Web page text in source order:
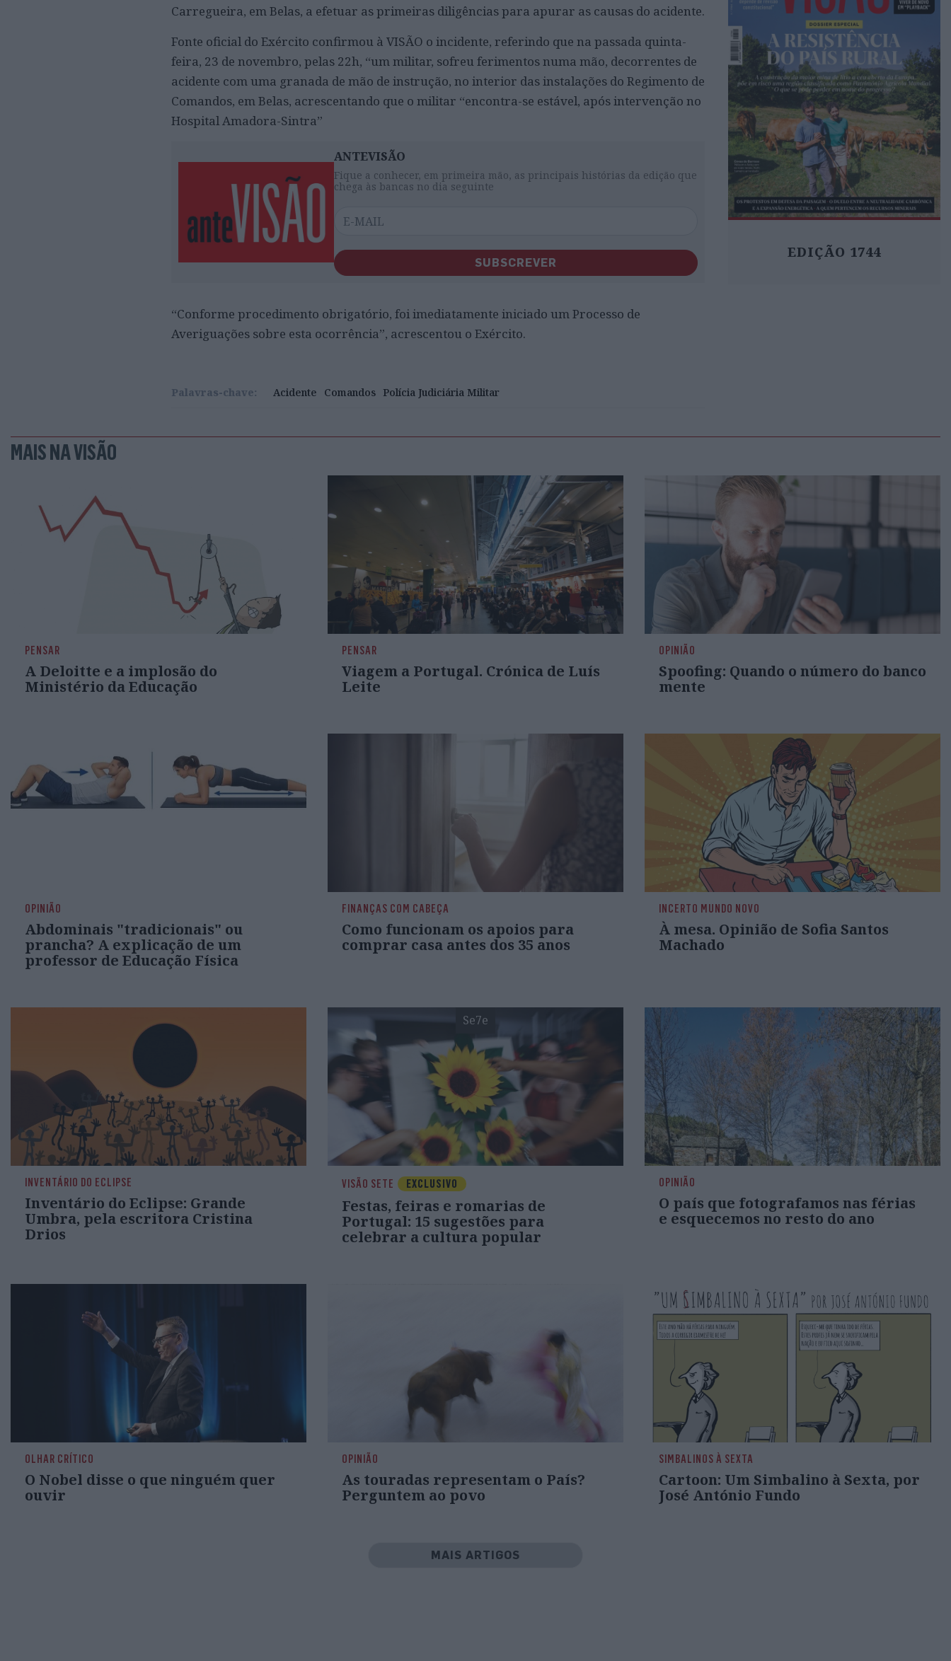
Carregueira, em Belas, a efetuar as primeiras diligências para apurar as causas do acidente.
Fonte oficial do Exército confirmou à VISÃO o incidente, referindo que na passada quinta-
feira, 23 de novembro, pelas 22h, “um militar, sofreu ferimentos numa mão, decorrentes de
acidente com uma granada de mão de instrução, no interior das instalações do Regimento de
Comandos, em Belas, acrescentando que o militar “encontra-se estável, após intervenção no
Hospital Amadora-Sintra”
ANTEVISÃO
Fique a conhecer, em primeira mão, as principais histórias da edição que
chega às bancas no dia seguinte
SUBSCREVER
“Conforme procedimento obrigatório, foi imediatamente iniciado um Processo de
Averiguações sobre esta ocorrência”, acrescentou o Exército.
Palavras-chave: Acidente Comandos Polícia Judiciária Militar
EDIÇÃO 1744
MAIS NA VISÃO
PENSAR
A Deloitte e a implosão do
Ministério da Educação
PENSAR
Viagem a Portugal. Crónica de Luís
Leite
OPINIÃO
Spoofing: Quando o número do banco
mente
OPINIÃO
Abdominais "tradicionais" ou
prancha? A explicação de um
professor de Educação Física
FINANÇAS COM CABEÇA
Como funcionam os apoios para
comprar casa antes dos 35 anos
INCERTO MUNDO NOVO
À mesa. Opinião de Sofia Santos
Machado
INVENTÁRIO DO ECLIPSE
Inventário do Eclipse: Grande
Umbra, pela escritora Cristina
Drios
Se7e
VISÃO SETE EXCLUSIVO
Festas, feiras e romarias de
Portugal: 15 sugestões para
celebrar a cultura popular
OPINIÃO
O país que fotografamos nas férias
e esquecemos no resto do ano
OLHAR CRÍTICO
O Nobel disse o que ninguém quer
ouvir
OPINIÃO
As touradas representam o País?
Perguntem ao povo
SIMBALINOS À SEXTA
Cartoon: Um Simbalino à Sexta, por
José António Fundo
MAIS ARTIGOS